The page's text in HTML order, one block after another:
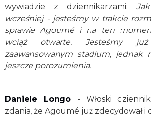
wywiadzie z dziennikarzami:
wcześniej - jesteśmy w trakcie
sprawie Agoumé i na ten
wciąż otwarte. Jesteśmy
zaawansowanym stadium, jednak
jeszcze porozumienia.
Daniele Longo - Włoski
zdania, że Agoumé już zdecydował i